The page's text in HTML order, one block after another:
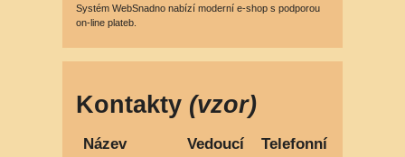
Systém WebSnadno nabízí moderní e-shop s podporou
on-line plateb.
Kontakty (vzor)
Název
Vedoucí
Telefonní